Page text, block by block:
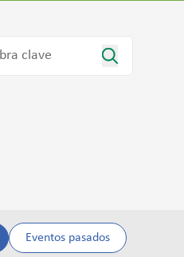
Eventos pasados